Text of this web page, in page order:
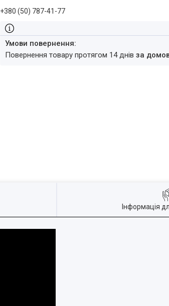
+380 (50) 787-41-77
повернення товару протягом 14 днівза
Інформація